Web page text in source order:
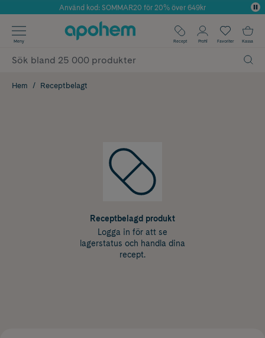
Årets Butik 2025 inom Skönhet
Använd kod: SOMMAR20 för 20% över 649kr
✓ Fri frakt
✓ Poäng på alla köp*
Meny Recept Profil Favoriter Kassa
Hem Receptbelagt
Receptbelagd produkt
Logga in för att se
lagerstatus och handla dina
recept.